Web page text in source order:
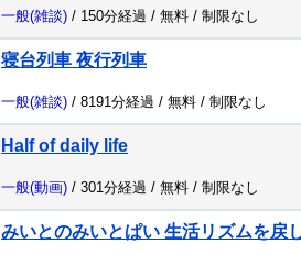
一般(雑談) / 150分経過 / 無料 / 制限なし
寝台列車 夜行列車
一般(雑談) / 8191分経過 / 無料 / 制限なし
Half of daily life
一般(動画) / 301分経過 / 無料 / 制限なし
みいとのみいとぱい 生活リズムを戻